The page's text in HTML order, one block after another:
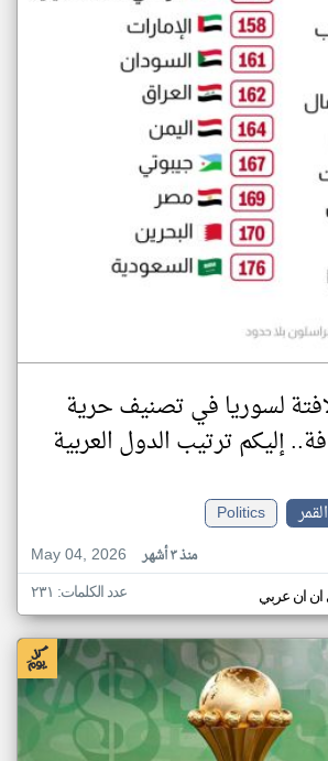
لسوريا في تصنيف حرية
إليكم ترتيب الدول العربية
Politics
May 04, 2026
منذ ٣ أشهر
ان عربي عدد الكلمات: ٢٣١